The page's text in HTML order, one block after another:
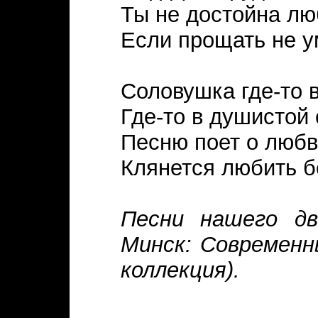
Ты не достойна
Если прощать не
Соловушка где-то
Где-то в душистой
Песню поет о
Клянется любить
Песни нашего
Минск:
коллекция).